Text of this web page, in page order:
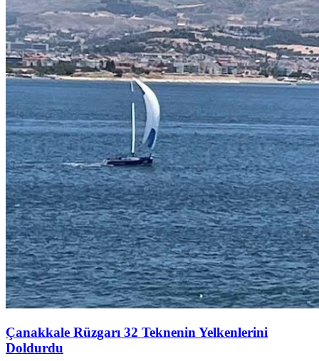
Çanakkale Rüzgarı 32 Teknenin Yelkenlerini
Doldurdu